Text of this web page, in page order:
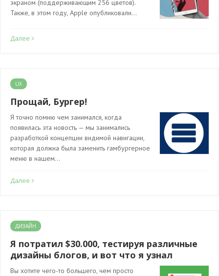
экраном (поддерживающим 256 цветов).
Также, в этом году, Apple опубликовали…
Далее
UX
Прощай, Бургер!
Я точно помню чем занимался, когда
появилась эта новость — мы занимались
разработкой концепции видимой навигации,
которая должна была заменить гамбургерное
меню в нашем…
Далее
ДИЗАЙН
Я потратил $30.000, тестируя различные
дизайны блогов, и вот что я узнал
Вы хотите чего-то большего, чем просто